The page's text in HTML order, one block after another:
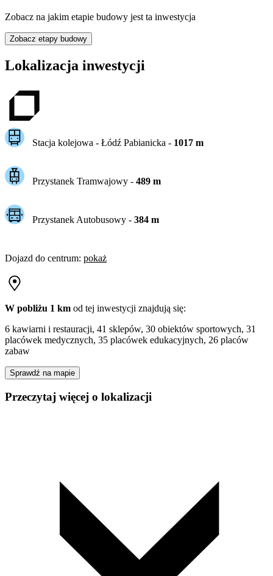
Zobacz na jakim etapie budowy jest ta inwestycja
Zobacz etapy budowy
Lokalizacja inwestycji
Stacja kolejowa - Łódź Pabianicka - 1017m
Przystanek Tramwajowy - 489m
Przystanek Autobusowy - 384m
Dojazd do centrum: pokaż
W pobliżu 1 km od tej inwestycji znajdują się:
6 kawiarni i restauracji, 41 sklepów, 30 obiektów sportowych, 31
placówek medycznych, 35 placówek edukacyjnych, 26 placów
zabaw
Sprawdź na mapie
Przeczytaj więcej o lokalizacji